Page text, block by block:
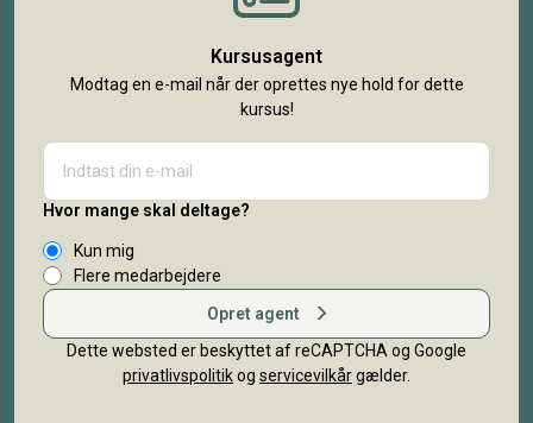
Kursusagent
Modtag en e-mail når der oprettes nye hold for dette
kursus!
Hvor mange skal deltage?
Kun mig
Flere medarbejdere
Opret agent
Dette websted er beskyttet af reCAPTCHA og Google
privatlivspolitikog servicevilkårgælder.